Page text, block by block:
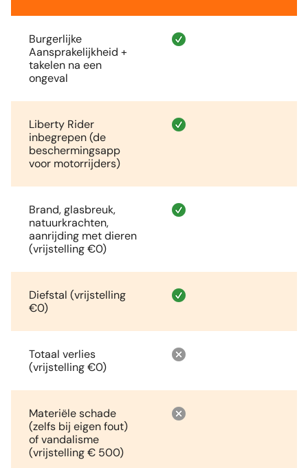
Burgerlijke
Aansprakelijkheid +
takelen na een
ongeval
Liberty Rider
inbegrepen (de
beschermingsapp
voor motorrijders)
Brand, glasbreuk,
natuurkrachten,
aanrijding met dieren
(vrijstelling €0)
Diefstal (vrijstelling
€0)
Totaal verlies
(vrijstelling €0)
Materiële schade
(zelfs bij eigen fout)
of vandalisme
(vrijstelling € 500)